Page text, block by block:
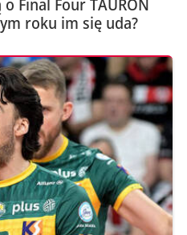
Final Four TAURON
roku im się uda?